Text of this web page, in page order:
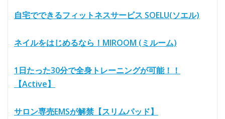
自宅でできるフィットネスサービス SOELU(ソエル)
ネイルをはじめるなら！MIROOM (ミルーム)
1日たった30分で全身トレーニングが可能！！
【Active】
サロン専売EMSが解禁【スリムパッド】